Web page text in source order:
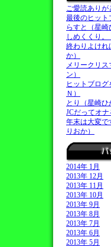
ご愛読ありが
最後のヒッ
らすと（星崎
しめくくり
終わりよけ
か）
メリークリ
ン）
ヒットブロ
Ｎ）
とり（星崎ひ
JCだってオ
年末は大変
りおか）
2014年 1月
2013年 12月
2013年 11月
2013年 10月
2013年 9月
2013年 8月
2013年 7月
2013年 6月
2013年 5月